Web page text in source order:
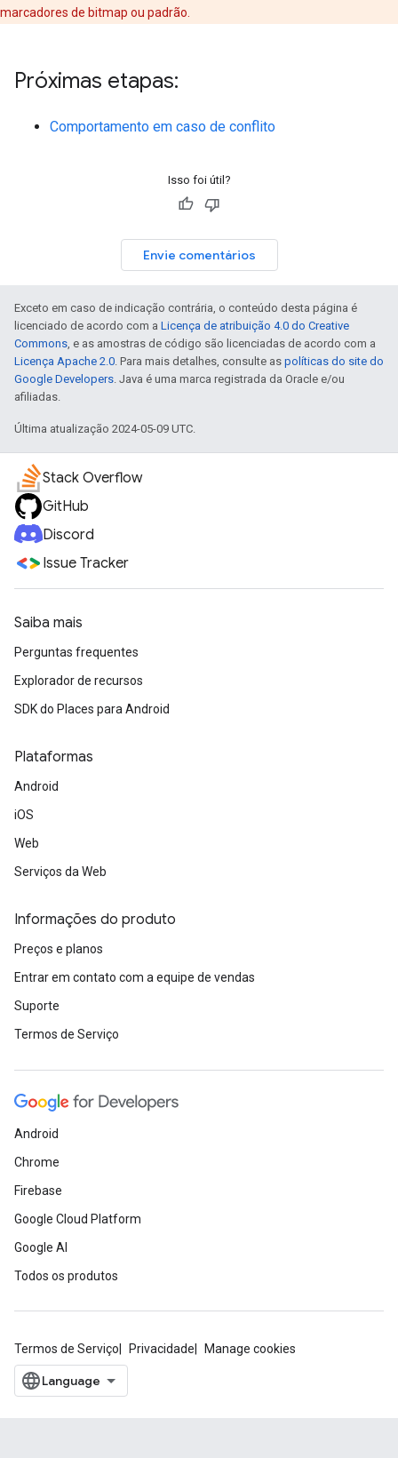
marcadores de bitmap ou padrão.
Próximas etapas:
Comportamento em caso de conflito
Isso foi útil?
Envie comentários
Exceto em caso de indicação contrária, o conteúdo desta página é
licenciado de acordo com a Licença de atribuição 4.0 do Creative
Commons , e as amostras de código são licenciadas de acordo com a
Licença Apache 2.0 . Para mais detalhes, consulte as políticas do site do
Google Developers . Java é uma marca registrada da Oracle e/ou
afiliadas.
Última atualização 2024-05-09 UTC.
Stack Overflow
GitHub
Discord
Issue Tracker
Saiba mais
Perguntas frequentes
Explorador de recursos
SDK do Places para Android
Plataformas
Android
iOS
Web
Serviços da Web
Informações do produto
Preços e planos
Entrar em contato com a equipe de vendas
Suporte
Termos de Serviço
Android
Chrome
Firebase
Google Cloud Platform
Google AI
Todos os produtos
Termos de Serviço Privacidade Manage cookies